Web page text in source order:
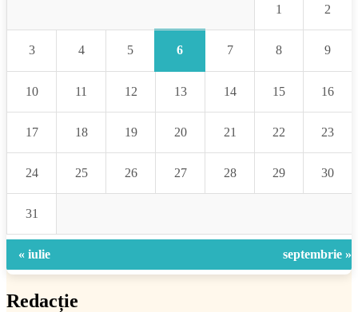
1 2
3 4 5 6 7 8 9
10 11 12 13 14 15 16
17 18 19 20 21 22 23
24 25 26 27 28 29 30
31
« iulie septembrie »
Redacție